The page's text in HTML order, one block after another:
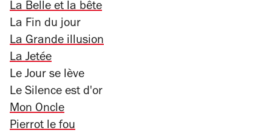
La Belle et la bête
La Fin du jour
La Grande illusion
La Jetée
Le Jour se lève
Le Silence est d'or
Mon Oncle
Pierrot le fou